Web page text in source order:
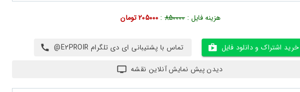
هزینه فایل :850000
: 205000 تومان
خرید اشتراک و دانلود فایل
تماس با پشتیبانی ای دی تلگرام E2PROIR@
دیدن پیش نمایش آنلاین نقشه